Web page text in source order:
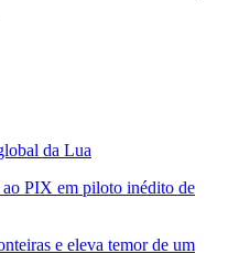
da Lua
PIX em piloto inédito de
e eleva temor de um